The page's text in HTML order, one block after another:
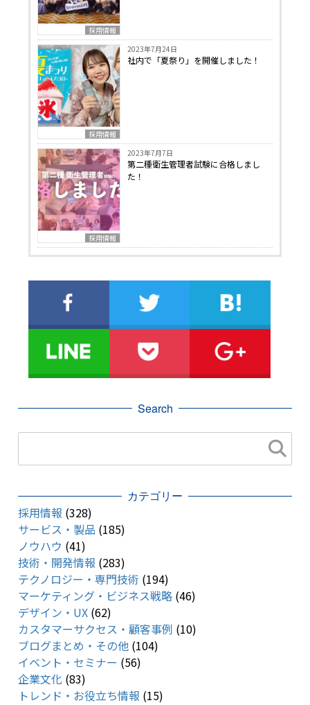
採用情報
採用情報
2023年7月24日
社内で「夏祭り」を開催しました！
採用情報
2023年7月7日
第二種衛生管理者試験に合格しまし
た！
Search
カテゴリー
採用情報 (328)
サービス・製品 (185)
ノウハウ (41)
技術・開発情報 (283)
テクノロジー・専門技術 (194)
マーケティング・ビジネス戦略(46)
デザイン・UX(62)
カスタマーサクセス・顧客事例 (10)
ブログまとめ・その他(104)
イベント・セミナー (56)
企業文化 (83)
トレンド・お役立ち情報 (15)